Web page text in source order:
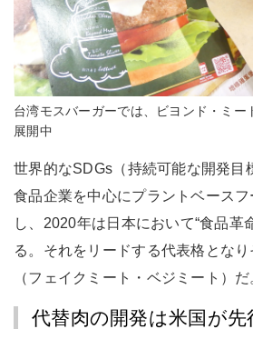
台湾モスバーガーでは、ビヨンド・ミー
展開中
世界的なSDGs（持続可能な開発目
食品企業を中心にプラントベース
し、2020年は日本において“食品革
る。それをリードする代表格とな
（フェイクミート・ベジミート）だ
代替肉の開発は米国が先